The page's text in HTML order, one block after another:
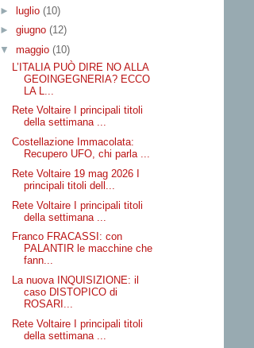
► luglio (10)
► giugno (12)
▼ maggio (10)
L’ITALIA PUÒ DIRE NO ALLA
GEOINGEGNERIA? ECCO
LA L...
Rete Voltaire I principali titoli
della settimana ...
Costellazione Immacolata:
Recupero UFO, chi parla ...
Rete Voltaire 19 mag 2026 I
principali titoli dell...
Rete Voltaire I principali titoli
della settimana ...
Franco FRACASSI: con
PALANTIR le macchine che
fann...
La nuova INQUISIZIONE: il
caso DISTOPICO di
ROSARI...
Rete Voltaire I principali titoli
della settimana ...